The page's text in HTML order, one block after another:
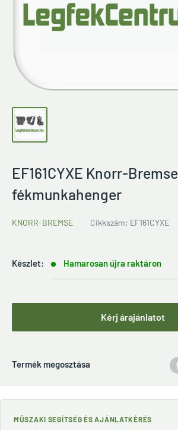
EF161CYXE Knorr-Bremse
fékmunkahenger
KNORR-BREMSE Cikkszám: EF161CYXE
Készlet: Hamarosan újra raktáron
Kérj árajánlatot
Termék megosztása
MŰSZAKI SEGÍTSÉG ÉS AJÁNLATKÉRÉS